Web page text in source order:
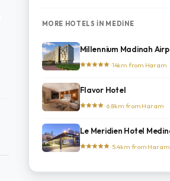
MORE HOTELS IN MEDINE
Millennium Madinah
· 14km from Haram
Flavor Hotel
· 6.8km from Haram
Le Meridien Hotel
· 5.4km from Haram